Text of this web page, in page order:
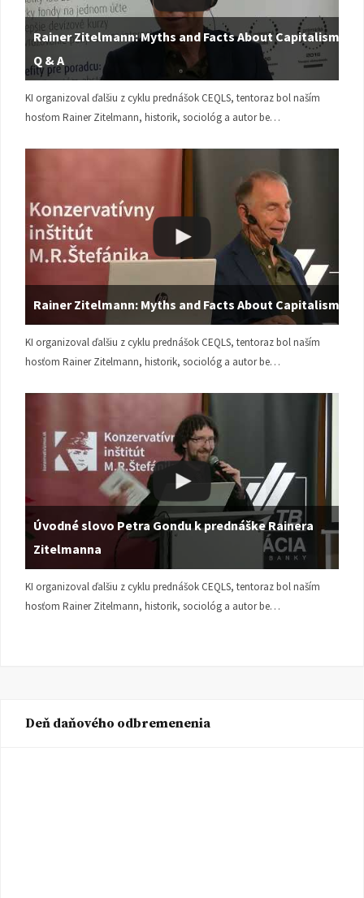
Rainer Zitelmann: Myths and Facts About Capitalism |
Q & A
KI organizoval ďalšiu z cyklu prednášok CEQLS, tentoraz bol naším
hosťom Rainer Zitelmann, historik, sociológ a autor be…
Rainer Zitelmann: Myths and Facts About Capitalism
KI organizoval ďalšiu z cyklu prednášok CEQLS, tentoraz bol naším
hosťom Rainer Zitelmann, historik, sociológ a autor be…
Úvodné slovo Petra Gondu k prednáške Rainera
Zitelmanna
KI organizoval ďalšiu z cyklu prednášok CEQLS, tentoraz bol naším
hosťom Rainer Zitelmann, historik, sociológ a autor be…
Deň daňového odbremenenia